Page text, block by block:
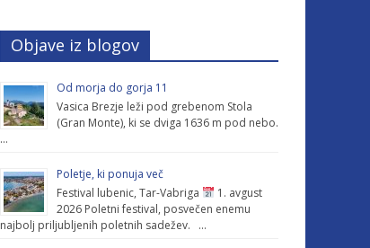
Objave iz blogov
Od morja do gorja 11
Vasica Brezje leži pod grebenom Stola
(Gran Monte), ki se dviga 1636 m pod nebo.
…
Poletje, ki ponuja več
Festival lubenic, Tar-Vabriga
1. avgust
2026 Poletni festival, posvečen enemu
najbolj priljubljenih poletnih sadežev. …